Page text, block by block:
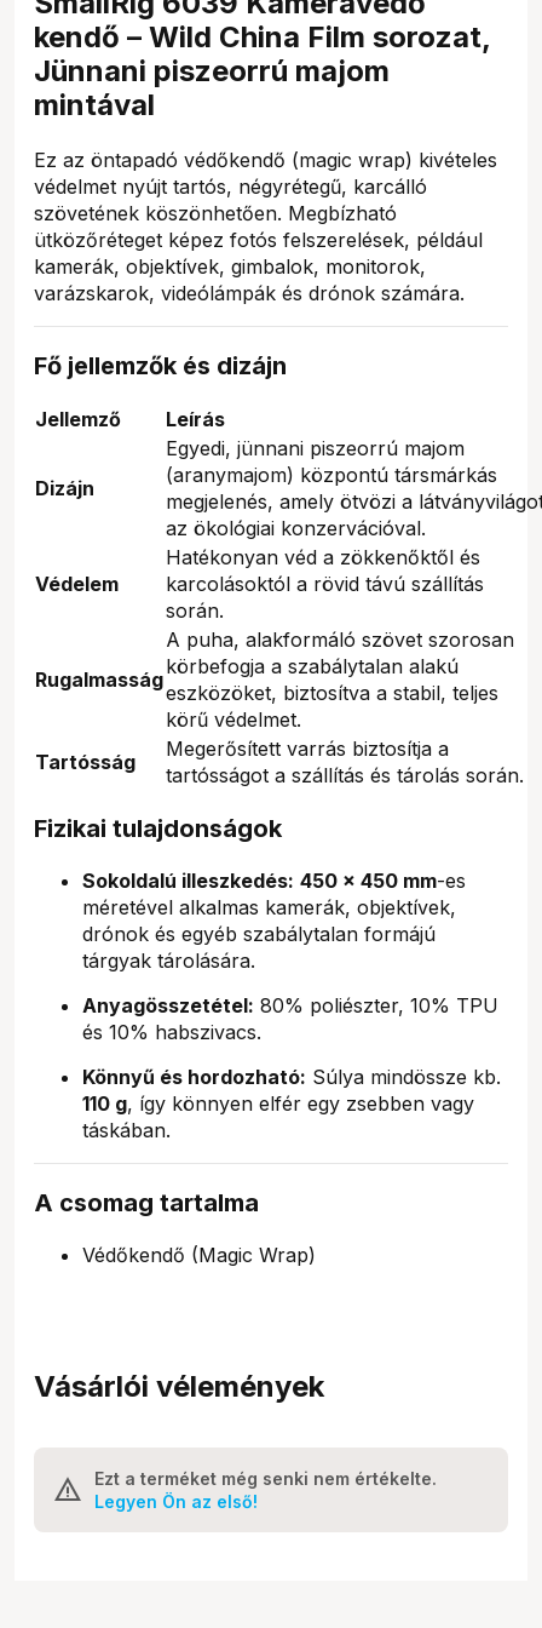
kendő – Wild China Film sorozat,
Jünnani piszeorrú majom
mintával
Ez az öntapadó védőkendő (magic wrap) kivételes
védelmet nyújt tartós, négyrétegű, karcálló
szövetének köszönhetően. Megbízható
ütközőréteget képez fotós felszerelések, például
kamerák, objektívek, gimbalok, monitorok,
varázskarok, videólámpák és drónok számára.
Fő jellemzők és dizájn
Jellemző Leírás
Dizájn
Egyedi, jünnani piszeorrú majom
(aranymajom) központú társmárkás
megjelenés, amely ötvözi a
az ökológiai konzervációval.
Védelem
Hatékonyan véd a zökkenőktől és
karcolásoktól a rövid távú szállítás
során.
Rugalmasság
A puha, alakformáló szövet szorosan
körbefogja a szabálytalan alakú
eszközöket, biztosítva a stabil, teljes
körű védelmet.
Tartósság
Megerősített varrás biztosítja a
tartósságot a szállítás és tárolás során.
Fizikai tulajdonságok
Sokoldalú illeszkedés: 450 x 450 mm-es
méretével alkalmas kamerák, objektívek,
drónok és egyéb szabálytalan formájú
tárgyak tárolására.
Anyagösszetétel: 80% poliészter, 10% TPU
és 10% habszivacs.
Könnyű és hordozható: Súlya mindössze kb.
110 g, így könnyen elfér egy zsebben vagy
táskában.
A csomag tartalma
Védőkendő (Magic Wrap)
Vásárlói vélemények
Ezt a terméket még senki nem értékelte.
Legyen Ön az első!